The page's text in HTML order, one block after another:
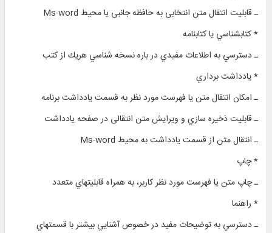
ـ قابليت انتقال متن انتخابی به حافظه جانبی یا محیط Ms-word
* كتابشناسي يا كتابنامه
ـ دسترسي به اطلاعات مفيدي در باره نسخه شناسي هريك از كتب
* يادداشت برداري
ـ امكان انتقال متن یا فهرست مورد نظر به قسمت یادداشت برنامه
ـ قابلیت ذخيره ‌سازي و ويرايش متن انتقالی در صفحه یادداشت
ـ انتقال متن از قسمت یادداشت به محيط Ms-word
* چاپ
ـ چاپ متن یا فهرست مورد نظر کاربر، به همراه قابليتهاي متعدد
* راهنما
ـ دسترسي به توضيحات مفيد در خصوص آشنايي بيشتر با قسمتهاي